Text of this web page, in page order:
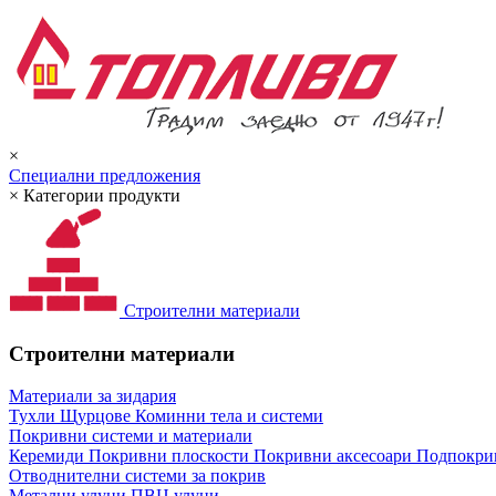
×
Специални предложения
× Категории продукти
Строителни материали
Строителни материали
Материали за зидария
Тухли Щурцове Коминни тела и системи
Покривни системи и материали
Керемиди Покривни плоскости Покривни аксесоари
Отводнителни системи за покрив